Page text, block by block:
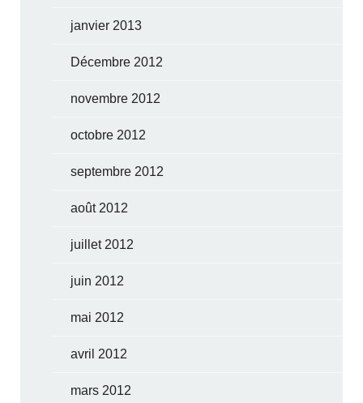
janvier 2013
Décembre 2012
novembre 2012
octobre 2012
septembre 2012
août 2012
juillet 2012
juin 2012
mai 2012
avril 2012
mars 2012